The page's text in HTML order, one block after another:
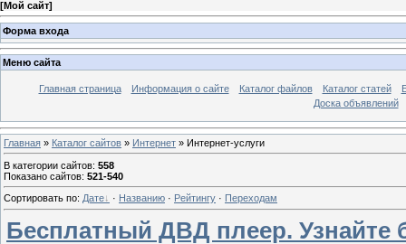
[Мой сайт]
Форма входа
Меню сайта
Главная страница Информация о сайте Каталог файлов Каталог статей
Доска объявлений
Главная » Каталог сайтов » Интернет » Интернет-услуги
В категории сайтов: 558
Показано сайтов: 521-540
Сортировать по: Дате · Названию · Рейтингу · Переходам
Бесплатный ДВД плеер. Узнайте